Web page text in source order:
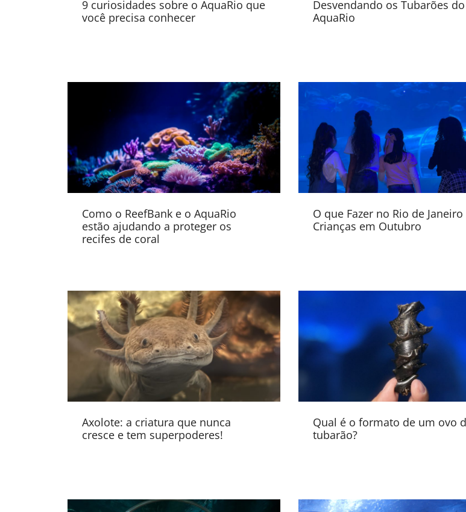
9 curiosidades sobre o AquaRio que
você precisa conhecer
Desvendando os Tubarões do
AquaRio
Como o ReefBank e o AquaRio
estão ajudando a proteger os
recifes de coral
O que Fazer no Rio de
Crianças em Outubro
Axolote: a criatura que nunca
cresce e tem superpoderes!
Qual é o formato de um ovo
tubarão?